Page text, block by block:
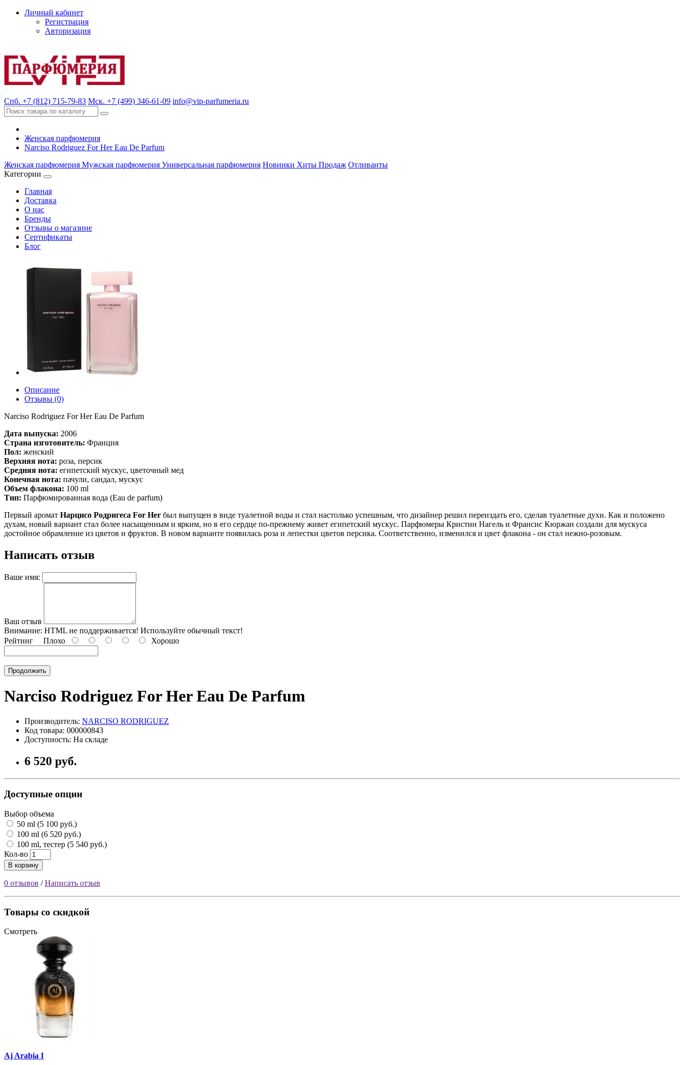
Личный кабинет
Регистрация
Авторизация
Спб. +7 (812) 715-79-83 Мск. +7 (499) 346-61-09 info@vip-parfumeria.ru
Женская парфюмерия
Narciso Rodriguez For Her Eau De Parfum
Женская парфюмерия Мужская парфюмерия Универсальная парфюмерия Новинки Хиты Продаж Отливанты
Категории
Главная
Доставка
О нас
Бренды
Отзывы о магазине
Сертификаты
Блог
Описание
Отзывы (0)
Narciso Rodriguez For Her Eau De Parfum
Дата выпуска: 2006
Страна изготовитель: Франция
Пол: женский
Верхняя нота: роза, персик
Средняя нота: египетский мускус, цветочный мед
Конечная нота: пачули, сандал, мускус
Объем флакона: 100 ml
Тип: Парфюмированная вода (Eau de parfum)
Первый аромат Нарцисо Родригеса For Her был выпущен в виде туалетной воды и стал настолько успешным, что дизайнер решил переиздать его, сделав туалетные духи. Как и положено
духам, новый вариант стал более насыщенным и ярким, но в его сердце по-прежнему живет египетский мускус. Парфюмеры Кристин Нагель и Франсис Кюржан создали для мускуса
достойное обрамление из цветов и фруктов. В новом варианте появилась роза и лепестки цветов персика. Соответственно, изменился и цвет флакона - он стал нежно-розовым.
Написать отзыв
Ваше имя:
Ваш отзыв
Внимание: HTML не поддерживается! Используйте обычный текст!
Рейтинг Плохо Хорошо
Продолжить
Narciso Rodriguez For Her Eau De Parfum
Производитель: NARCISO RODRIGUEZ
Код товара: 000000843
Доступность: На складе
6 520 руб.
Доступные опции
Выбор объема
50 ml (5 100 руб.)
100 ml (6 520 руб.)
100 ml, тестер (5 540 руб.)
Кол-во
В корзину
0 отзывов /Написать отзыв
Товары со скидкой
Смотреть
Aj Arabia I